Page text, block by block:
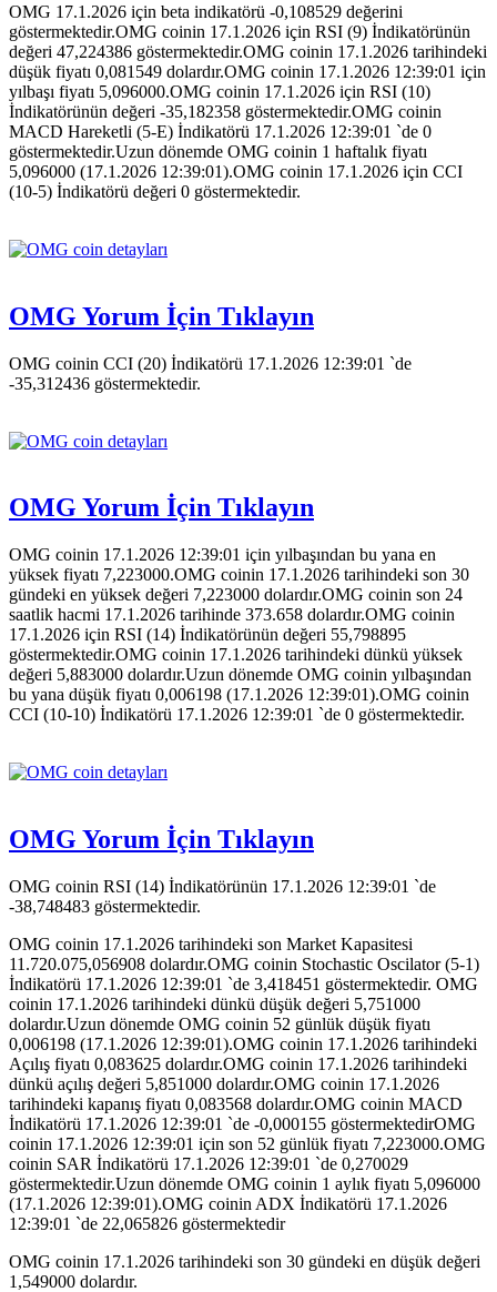
OMG 17.1.2026 için beta indikatörü -0,108529 değerini
göstermektedir.OMG coinin 17.1.2026 için RSI (9) İndikatörünün
değeri 47,224386 göstermektedir.OMG coinin 17.1.2026 tarihindeki
düşük fiyatı 0,081549 dolardır.OMG coinin 17.1.2026 12:39:01 için
yılbaşı fiyatı 5,096000.OMG coinin 17.1.2026 için RSI (10)
İndikatörünün değeri -35,182358 göstermektedir.OMG coinin
MACD Hareketli (5-E) İndikatörü 17.1.2026 12:39:01 `de 0
göstermektedir.Uzun dönemde OMG coinin 1 haftalık fiyatı
5,096000 (17.1.2026 12:39:01).OMG coinin 17.1.2026 için CCI
(10-5) İndikatörü değeri 0 göstermektedir.
OMG Yorum İçin Tıklayın
OMG coinin CCI (20) İndikatörü 17.1.2026 12:39:01 `de
-35,312436 göstermektedir.
OMG Yorum İçin Tıklayın
OMG coinin 17.1.2026 12:39:01 için yılbaşından bu yana en
yüksek fiyatı 7,223000.OMG coinin 17.1.2026 tarihindeki son 30
gündeki en yüksek değeri 7,223000 dolardır.OMG coinin son 24
saatlik hacmi 17.1.2026 tarihinde 373.658 dolardır.OMG coinin
17.1.2026 için RSI (14) İndikatörünün değeri 55,798895
göstermektedir.OMG coinin 17.1.2026 tarihindeki dünkü yüksek
değeri 5,883000 dolardır.Uzun dönemde OMG coinin yılbaşından
bu yana düşük fiyatı 0,006198 (17.1.2026 12:39:01).OMG coinin
CCI (10-10) İndikatörü 17.1.2026 12:39:01 `de 0 göstermektedir.
OMG Yorum İçin Tıklayın
OMG coinin RSI (14) İndikatörünün 17.1.2026 12:39:01 `de
-38,748483 göstermektedir.
OMG coinin 17.1.2026 tarihindeki son Market Kapasitesi
11.720.075,056908 dolardır.OMG coinin Stochastic Oscilator (5-1)
İndikatörü 17.1.2026 12:39:01 `de 3,418451 göstermektedir. OMG
coinin 17.1.2026 tarihindeki dünkü düşük değeri 5,751000
dolardır.Uzun dönemde OMG coinin 52 günlük düşük fiyatı
0,006198 (17.1.2026 12:39:01).OMG coinin 17.1.2026 tarihindeki
Açılış fiyatı 0,083625 dolardır.OMG coinin 17.1.2026 tarihindeki
dünkü açılış değeri 5,851000 dolardır.OMG coinin 17.1.2026
tarihindeki kapanış fiyatı 0,083568 dolardır.OMG coinin MACD
İndikatörü 17.1.2026 12:39:01 `de -0,000155 göstermektedirOMG
coinin 17.1.2026 12:39:01 için son 52 günlük fiyatı 7,223000.OMG
coinin SAR İndikatörü 17.1.2026 12:39:01 `de 0,270029
göstermektedir.Uzun dönemde OMG coinin 1 aylık fiyatı 5,096000
(17.1.2026 12:39:01).OMG coinin ADX İndikatörü 17.1.2026
12:39:01 `de 22,065826 göstermektedir
OMG coinin 17.1.2026 tarihindeki son 30 gündeki en düşük değeri
1,549000 dolardır.